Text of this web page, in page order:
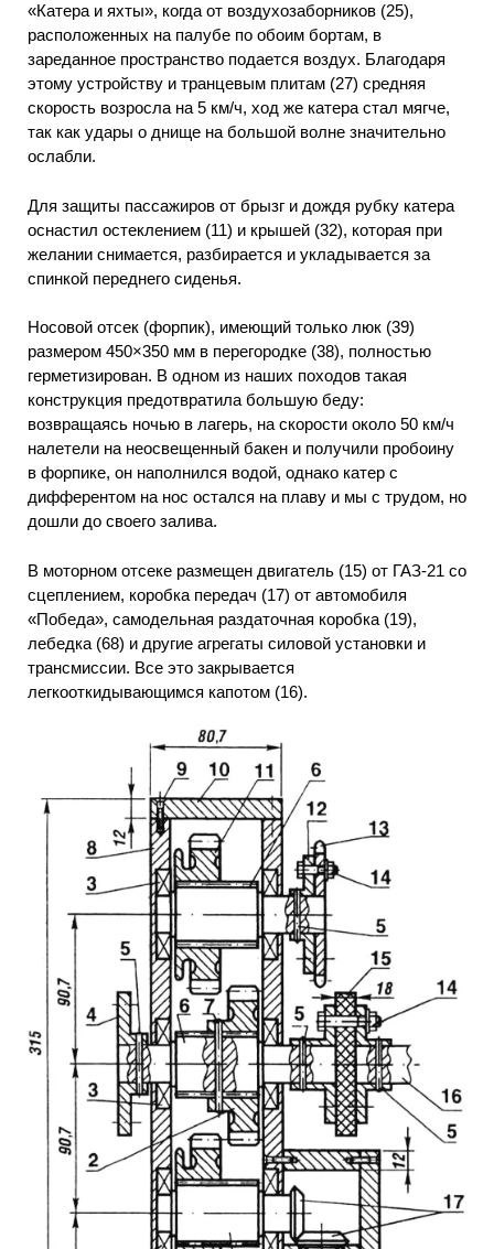
«Катера и яхты», когда от воздухозаборников (25),
расположенных на палубе по обоим бортам, в
зареданное пространство подается воздух. Благодаря
этому устройству и транцевым плитам (27) средняя
скорость возросла на 5 км/ч, ход же катера стал мягче,
так как удары о днище на большой волне значительно
ослабли.
Для защиты пассажиров от брызг и дождя рубку катера
оснастил остеклением (11) и крышей (32), которая при
желании снимается, разбирается и укладывается за
спинкой переднего сиденья.
Носовой отсек (форпик), имеющий только люк (39)
размером 450×350 мм в перегородке (38), полностью
герметизирован. В одном из наших походов такая
конструкция предотвратила большую беду:
возвращаясь ночью в лагерь, на скорости около 50 км/ч
налетели на неосвещенный бакен и получили пробоину
в форпике, он наполнился водой, однако катер с
дифферентом на нос остался на плаву и мы с трудом, но
дошли до своего залива.
В моторном отсеке размещен двигатель (15) от ГАЗ-21 со
сцеплением, коробка передач (17) от автомобиля
«Победа», самодельная раздаточная коробка (19),
лебедка (68) и другие агрегаты силовой установки и
трансмиссии. Все это закрывается
легкооткидывающимся капотом (16).